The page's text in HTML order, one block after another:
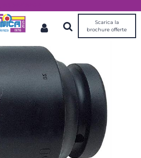
Scarica la
brochure offerte